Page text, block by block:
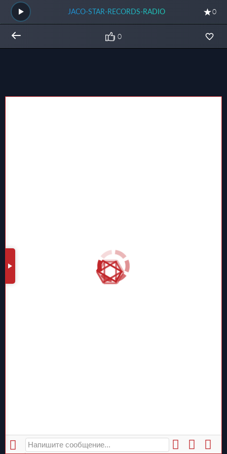
JACO-STAR-RECORDS-RADIO 0
0